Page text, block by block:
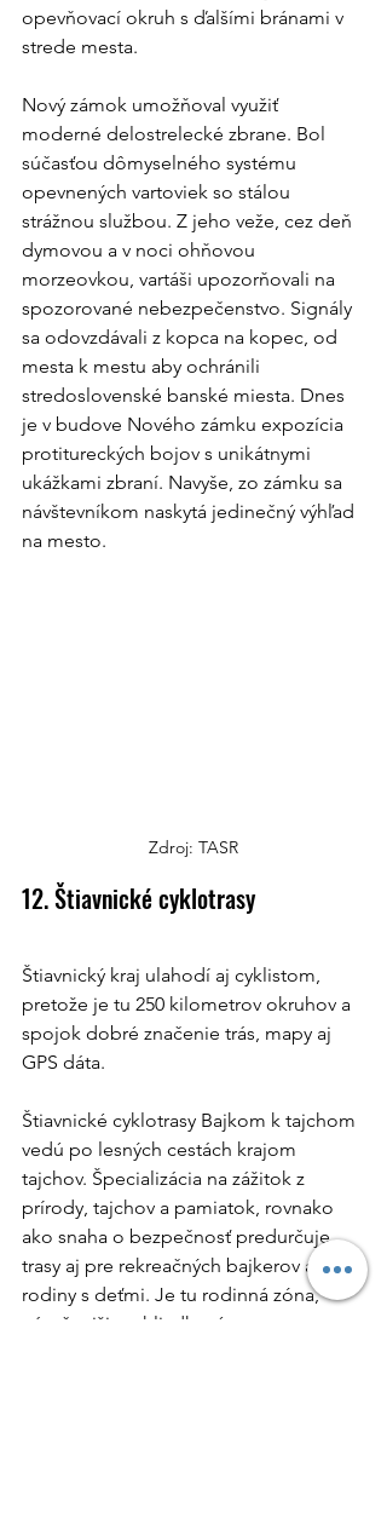
opevňovací okruh s ďalšími bránami v
strede mesta.
Nový zámok umožňoval využiť
moderné delostrelecké zbrane. Bol
súčasťou dômyselného systému
opevnených vartoviek so stálou
strážnou službou. Z jeho veže, cez deň
dymovou a v noci ohňovou
morzeovkou, vartáši upozorňovali na
spozorované nebezpečenstvo. Signály
sa odovzdávali z kopca na kopec, od
mesta k mestu aby ochránili
stredoslovenské banské miesta. Dnes
je v budove Nového zámku expozícia
protitureckých bojov s unikátnymi
ukážkami zbraní. Navyše, zo zámku sa
návštevníkom naskytá jedinečný výhľad
na mesto.
Zdroj: TASR
12. Štiavnické cyklotrasy
Štiavnický kraj ulahodí aj cyklistom,
pretože je tu 250 kilometrov okruhov a
spojok dobré značenie trás, mapy aj
GPS dáta.
Štiavnické cyklotrasy Bajkom k tajchom
vedú po lesných cestách krajom
tajchov. Špecializácia na zážitok z
prírody, tajchov a pamiatok, rovnako
ako snaha o bezpečnosť predurčuje
trasy aj pre rekreačných bajkerov a
rodiny s deťmi. Je tu rodinná zóna,
náročnejšie vyhliadkové trasy cez